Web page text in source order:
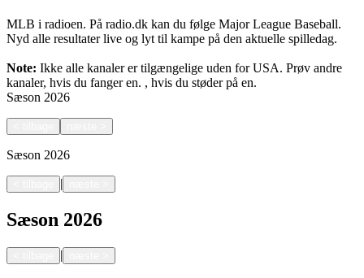
MLB i radioen. På radio.dk kan du følge Major League Baseball.
Nyd alle resultater live og lyt til kampe på den aktuelle spilledag.
Note: Ikke alle kanaler er tilgængelige uden for USA. Prøv andre
kanaler, hvis du fanger en. , hvis du støder på en.
Sæson 2026
Sæson 2026
|
Sæson 2026
|